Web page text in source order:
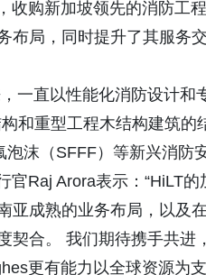
收购新加坡领先的消防工
布局，同时提升了其服务
一直以性能化消防设计
和重型工程木结构建筑
沫（SFFF）等新兴消防
官Raj Arora表示：“HiLT
亚成熟的业务布局，以及
契合。 我们期待携手共进
更有能力以全球资源为